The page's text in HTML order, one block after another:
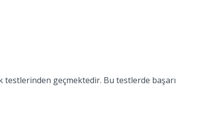
testlerinden geçmektedir. Bu testlerde başarı